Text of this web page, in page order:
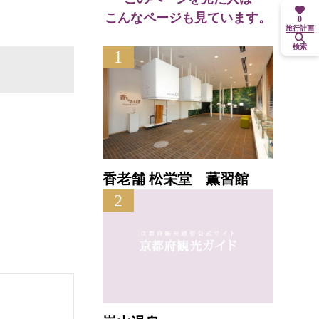
こんなページも見ています。
1
香老舗 松栄堂 薫習館
2
0
旅行計画
検索